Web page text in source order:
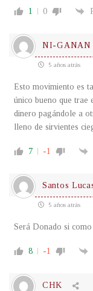
1 0
NI-GANAN
5 años atrás
Esto movimiento es
único bueno que trae
dinero pagándole a
lleno de sirvientes
7 -1
Santos
5 años atrás
Será Donado si
8 -1
CHK